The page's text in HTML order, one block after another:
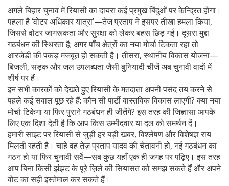
अगले बिहार चुनाव में रियासी का दायरा कई प्रमुख बिंदुओं पर केन्द्रित होगा।
पहला है ‘वोटर अधिकार यात्रा’—तेज प्रताप ने इसपर तीखा हमला किया,
जिससे वोटर जागरूकता और सुरक्षा को लेकर बहस छिड़ गई। दूसरा मुद्दा
गठबंधन की स्थिरता है; अगर पाँच क्षेत्रों का नया मोर्चा टिकता रहा तो
आरजेडी की पकड़ मजबूत हो सकती है। तीसरा, स्थानीय विकास योजना—
बिजली, सड़क और जल उपलब्धता जैसी बुनियादी चीजें अब चुनावी वादों में
शीर्ष पर हैं।
इन सभी कारकों को देखते हुए रियासी के मतदाता अपनी पसंद तय करने से
पहले कई सवाल पूछ रहे हैं: कौन सी पार्टी वास्तविक विकास लाएगी? क्या नया
मोर्चा टिकेगा या फिर पुराने गठबंधन ही जीतेंगे? इस तरह की जिज्ञासा आपके
लिए एक दिशा देती है कि आप किस उम्मीदवार या दल को समर्थन दें।
हमारी साइट पर रियासी से जुड़ी हर बड़ी खबर, विश्लेषण और विशेषज्ञ राय
मिलती रहती है। चाहे वह तेज़ प्रताप यादव की चेतावनी हो, नई गठबंधन का
गठन हो या फिर चुनावी सर्वे—सब कुछ यहाँ एक ही जगह पर पढ़िए। इस तरह
आप बिना किसी झंझट के पूरे ज़िले की सियासत को समझ सकते हैं और अपने
वोट का सही इस्तेमाल कर सकते हैं।